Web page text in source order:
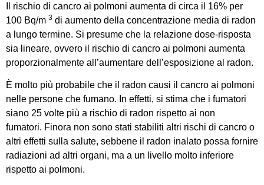
Il rischio di cancro ai polmoni aumenta di circa il 16% per
100 Bq/m 3 di aumento della concentrazione media di radon
a lungo termine. Si presume che la relazione dose-risposta
sia lineare, ovvero il rischio di cancro ai polmoni aumenta
proporzionalmente all’aumentare dell’esposizione al radon.
È molto più probabile che il radon causi il cancro ai polmoni
nelle persone che fumano. In effetti, si stima che i fumatori
siano 25 volte più a rischio di radon rispetto ai non
fumatori. Finora non sono stati stabiliti altri rischi di cancro o
altri effetti sulla salute, sebbene il radon inalato possa fornire
radiazioni ad altri organi, ma a un livello molto inferiore
rispetto ai polmoni.